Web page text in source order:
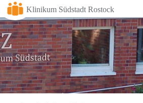
Klinikum Südstadt Rostock